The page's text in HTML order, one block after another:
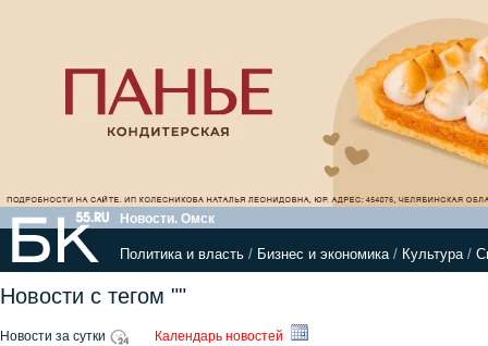
Новости. Омск
Политика и власть / Бизнес и экономика/ Культура/
Новости с тегом ""
Новости за сутки Календарь новостей